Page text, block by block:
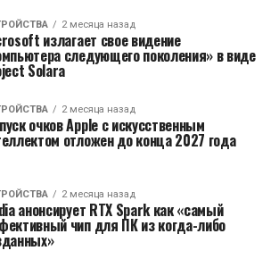
2 месяца назад
излагает свое видение
следующего поколения» в виде
Solara
2 месяца назад
очков Apple с искусственным
отложен до конца 2027 года
2 месяца назад
анонсирует RTX Spark как «самый
чип для ПК из когда-либо